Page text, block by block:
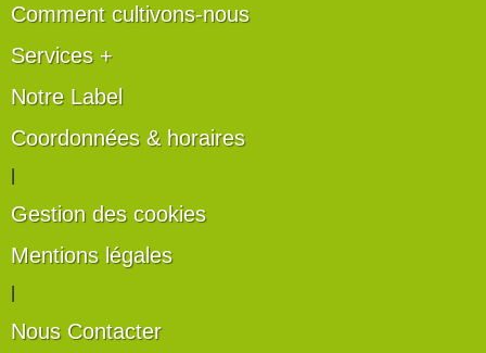
Comment cultivons-nous
Services +
Notre Label
Coordonnées & horaires
Gestion des cookies
Mentions légales
Nous Contacter